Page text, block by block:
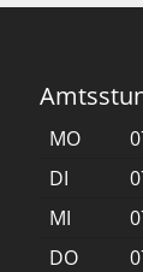
MO
DI
MI
DO